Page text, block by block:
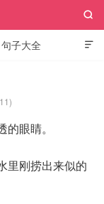

句子大全

眼睛。
里刚捞出来似的